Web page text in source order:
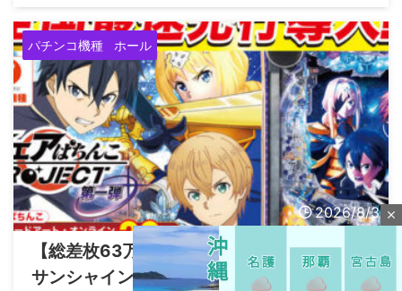
(@tenchou_bb) August 3, 2026
パチンコ機種 ホール
2026/8/3
【総差枚63万枚】SAO夜空先行導入期間の
サンシャインKYORAKU平針店さん、パチ
close